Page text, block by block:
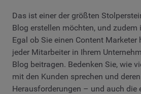
Das ist einer der größten
Blog erstellen möchten, und zudem
Egal ob Sie einen Content Marketer
jeder Mitarbeiter in Ihrem
Blog beitragen. Bedenken Sie, wie
mit den Kunden sprechen und
Herausforderungen – und auch die